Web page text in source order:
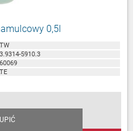
0,5l
5910.3